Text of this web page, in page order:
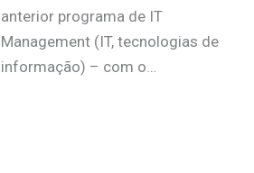
anterior programa de IT
Management (IT, tecnologias de
informação) – com o…